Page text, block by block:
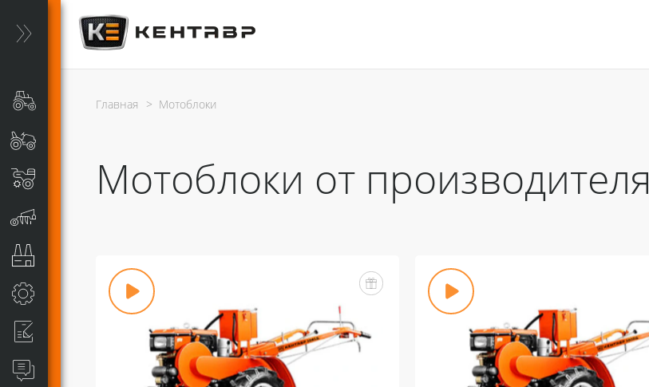
Главная > Мотоблоки
Мотоблоки от производителя